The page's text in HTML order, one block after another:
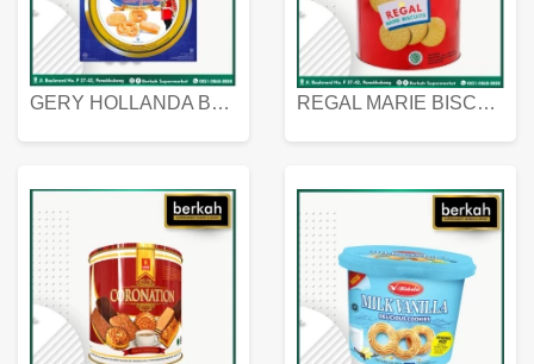
GERY HOLLANDA BUTTER COOKIES 450 GRAM REGAL MARIE BISCUIT KALENG 550 GRAM